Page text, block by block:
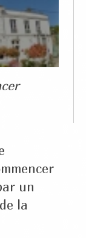
un
la